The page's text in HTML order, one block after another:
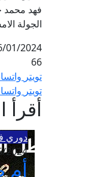
الجولة الامسة برصيد 13 نقطة ، و أدار المباراة الحكم
01/2024
66
تويتر
تويتر
أقرأ
دوري
2024
أم